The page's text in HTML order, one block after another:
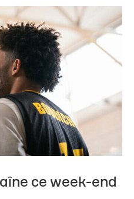
ce week-end